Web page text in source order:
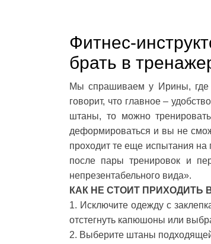
Фитнес-
брать в
Мы спрашиваем у Ирины, где
говорит, что главное –
штаны, то можно
деформироваться и вы не
проходит те еще испытания на
после пары тренировок и
непрезентабельного вида».
КАК НЕ СТОИТ ПРИХОДИТЬ
1. Исключите одежду с
отстегнуть капюшоны или
2. Выберите штаны